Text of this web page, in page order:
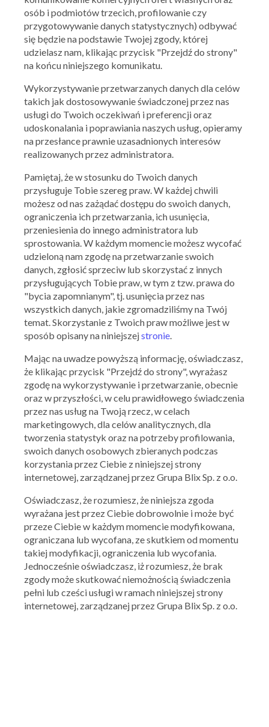
Ważna: 03.08.2026 - 08.08.2026
ALDI OFERTY ARCHIWALNE
Ważna: 05.08.2026 - 05.08.2026
osób i podmiotów trzecich, profilowanie czy
przygotowywanie danych statystycznych) odbywać
się będzie na podstawie Twojej zgody, której
udzielasz nam, klikając przycisk "Przejdź do strony"
na końcu niniejszego komunikatu.
Wykorzystywanie przetwarzanych danych dla celów
takich jak dostosowywanie świadczonej przez nas
usługi do Twoich oczekiwań i preferencji oraz
udoskonalania i poprawiania naszych usług, opieramy
na przesłance prawnie uzasadnionych interesów
realizowanych przez administratora.
Pamiętaj, że w stosunku do Twoich danych
przysługuje Tobie szereg praw. W każdej chwili
możesz od nas zażądać dostępu do swoich danych,
ograniczenia ich przetwarzania, ich usunięcia,
przeniesienia do innego administratora lub
sprostowania. W każdym momencie możesz wycofać
udzieloną nam zgodę na przetwarzanie swoich
danych, zgłosić sprzeciw lub skorzystać z innych
przysługujących Tobie praw, w tym z tzw. prawa do
"bycia zapomnianym", tj. usunięcia przez nas
wszystkich danych, jakie zgromadziliśmy na Twój
temat. Skorzystanie z Twoich praw możliwe jest w
sposób opisany na niniejszejstronie.
Mając na uwadze powyższą informację, oświadczasz,
że klikając przycisk "Przejdź do strony", wyrażasz
zgodę na wykorzystywanie i przetwarzanie, obecnie
oraz w przyszłości, w celu prawidłowego świadczenia
przez nas usług na Twoją rzecz, w celach
marketingowych, dla celów analitycznych, dla
tworzenia statystyk oraz na potrzeby profilowania,
swoich danych osobowych zbieranych podczas
korzystania przez Ciebie z niniejszej strony
internetowej, zarządzanej przez Grupa Blix Sp. z o.o.
Oświadczasz, że rozumiesz, że niniejsza zgoda
wyrażana jest przez Ciebie dobrowolnie i może być
przeze Ciebie w każdym momencie modyfikowana,
ograniczana lub wycofana, ze skutkiem od momentu
takiej modyfikacji, ograniczenia lub wycofania.
Jednocześnie oświadczasz, iż rozumiesz, że brak
zgody może skutkować niemożnością świadczenia
pełni lub cześci usługi w ramach niniejszej strony
internetowej, zarządzanej przez Grupa Blix Sp. z o.o.